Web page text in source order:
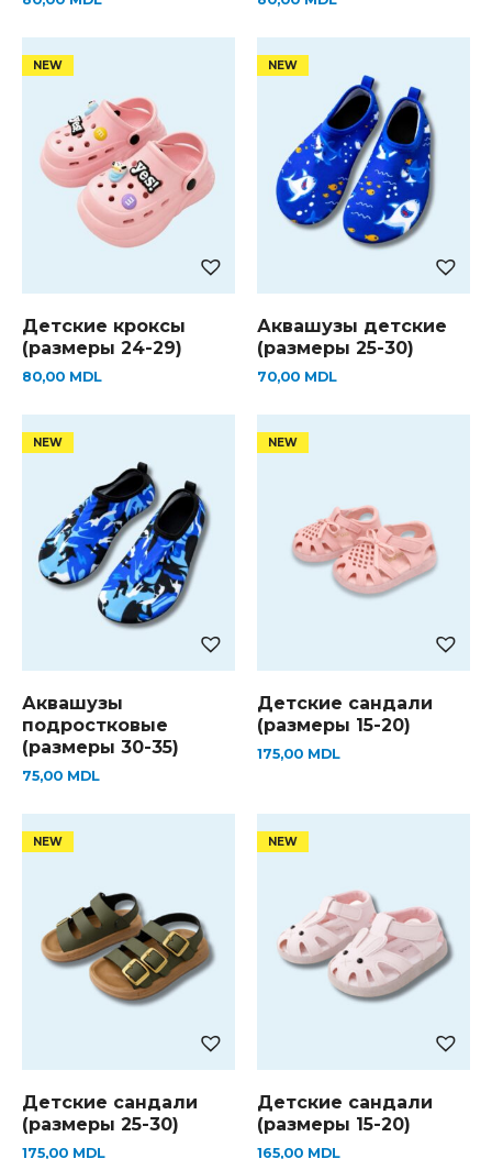
Детские кроксы
(размеры 24-29)
80,00 MDL
Аквашузы детские
(размеры 25-30)
70,00 MDL
Аквашузы
подростковые
(размеры 30-35)
75,00 MDL
Детские сандали
(размеры 15-20)
175,00 MDL
Детские сандали
(размеры 25-30)
175,00 MDL
Детские сандали
(размеры 15-20)
165,00 MDL